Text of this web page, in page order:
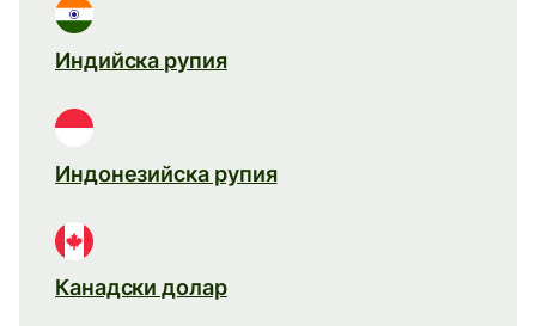
Индийска рупия
Индонезийска рупия
Канадски долар